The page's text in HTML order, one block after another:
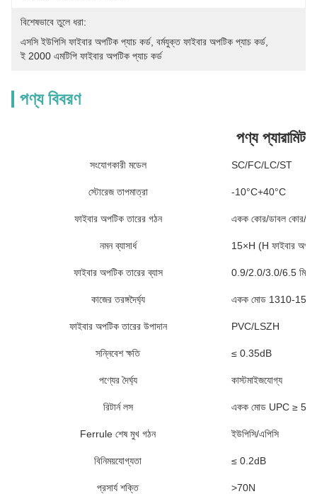
বিশেষভাবে তুলে ধরা:
এসসি ইউপিসি ফাইবার অপটিক প্যাচ কর্ড, বর্মযুক্ত ফাইবার অপটিক প্যাচ কর্ড,
ই 2000 এমটিপি ফাইবার অপটিক প্যাচ কর্ড
পণ্য বিবরণ
পণ্য প্যারামিটার
সংযোগকারী মডেল SC/FC/LC/ST
স্টোরেজ তাপমাত্রা -10°C+40°C
ফাইবার অপটিক তারের গঠন একক কোর/ডাবল কোর/
নমন ব্যাসার্ধ 15×H (H ফাইবার
ফাইবার অপটিক তারের ব্যাস 0.9/2.0/3.0/6.5 মিমি
কাজের তরঙ্গদৈর্ঘ্য একক মোড 1310-
ফাইবার অপটিক তারের উপাদান PVC/LSZH
সন্নিবেশ ক্ষতি ≤ 0.35dB
পণ্যের দৈর্ঘ্য কাস্টমাইজযোগ্য
রিটার্ন লস একক মোড UPC ≥
Ferrule শেষ মুখ গঠন ইউপিসি/এপিসি
বিনিময়যোগ্যতা ≤ 0.2dB
প্রসার্য শক্তি >70N